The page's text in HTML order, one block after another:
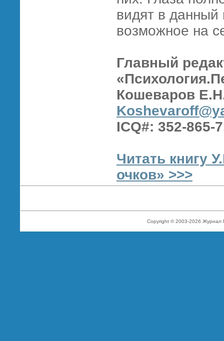
видят в
возможное на
Главный
Кошеваров
ICQ#: 352-865-
Читать книгу
очков» >>>
Copyright © 2003-2026 Журнал